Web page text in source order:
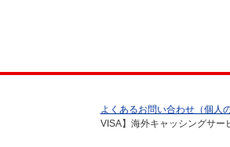
よくあるお問い合わせ（個人
VISA】海外キャッシングサー